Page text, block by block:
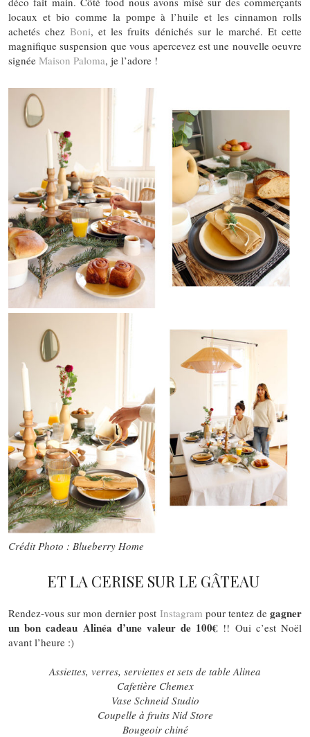
locaux et bio comme la pompe à l’huile et les cinnamon rolls
achetés chezBoni, et les fruits dénichés sur le marché. Et cette
magnifique suspension que vous apercevez est une nouvelle oeuvre
signée Maison Paloma, je l’adore !
Crédit Photo : Blueberry Home
ET LA CERISE SUR LE GÂTEAU
Rendez-vous sur mon dernier post Instagram pour tentez degagner
un bon cadeau Alinéa d’une valeur de 100€ !! Oui c’est Noël
avant l’heure :)
Assiettes, verres, serviettes et sets de table Alinea
Cafetière Chemex
Vase Schneid Studio
Coupelle à fruits Nid Store
Bougeoir chiné